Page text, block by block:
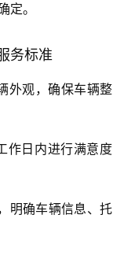
定。
务标准
外观，确保车辆整
作日内进行满意度
明确车辆信息、托